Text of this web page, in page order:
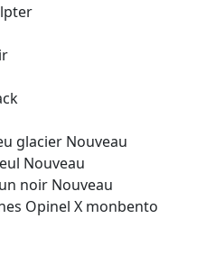
glacier Nouveau
Nouveau
noir Nouveau
Opinel X monbento